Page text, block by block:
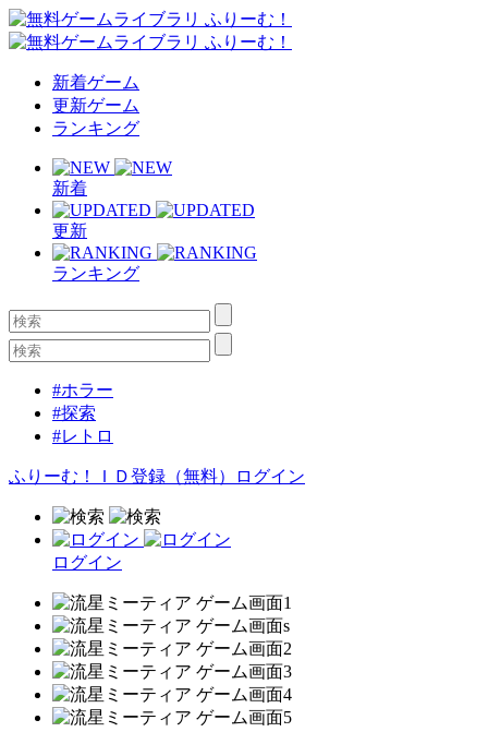
新着ゲーム
更新ゲーム
ランキング
新着
更新
ランキング
#ホラー
#探索
#レトロ
ふりーむ！ＩＤ登録（無料） ログイン
ログイン